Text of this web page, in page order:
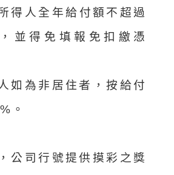
得人全年給付額不超過
並得免填報免扣繳憑
如為非居住者，按給付
。
公司行號提供摸彩之獎